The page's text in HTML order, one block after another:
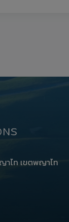
าไท เขตพญาไท